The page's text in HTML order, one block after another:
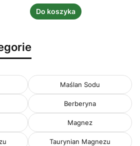
Do koszyka
Maślan Sodu
Berberyna
Magnez
Taurynian Magnezu